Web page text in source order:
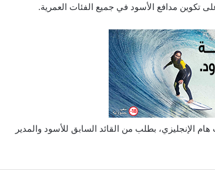
تكوين مدافع الأسود في جميع الفئات العمرية.
الإنجليزي، بطلب من القائد السابق للأسود والمدير